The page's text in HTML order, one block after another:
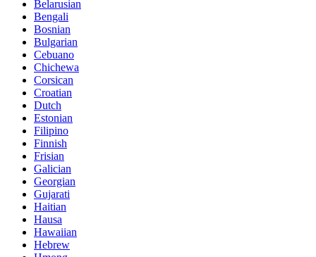
Belarusian
Bengali
Bosnian
Bulgarian
Cebuano
Chichewa
Corsican
Croatian
Dutch
Estonian
Filipino
Finnish
Frisian
Galician
Georgian
Gujarati
Haitian
Hausa
Hawaiian
Hebrew